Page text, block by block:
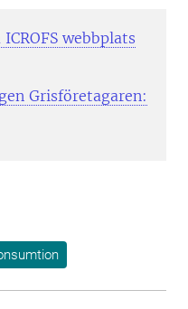
webbplats
Grisföretagaren: